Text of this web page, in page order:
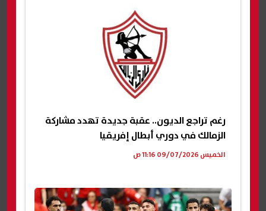
رغم تراجع الديون.. عقبة جديدة تهدد مشاركة
الزمالك في دوري أبطال إفريقيا
الخميس 09/07/2026 11:16 ص